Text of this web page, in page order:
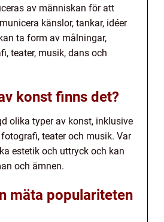
av människan för att
känslor, tankar, idéer
ta form av målningar,
teater, musik, dans och
konst finns det?
olika typer av konst, inklusive
teater och musik. Var
estetik och uttryck och kan
och ämnen.
mäta populariteten